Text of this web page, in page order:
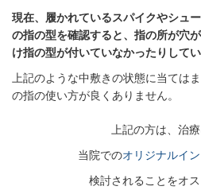
現在、履かれているスパイクやシュ
の指の型を確認すると、指の所が穴
け指の型が付いていなかったりして
上記のような中敷きの状態に当ては
の指の使い方が良くありません。
上記の方は、治
当院でのオリジナルイ
検討されることをオ